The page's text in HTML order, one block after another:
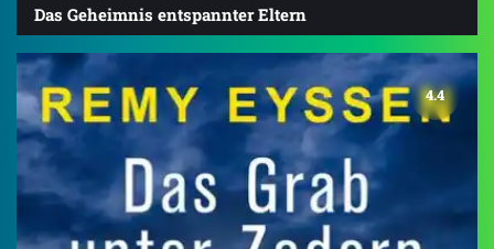
Das Geheimnis entspannter Eltern
4.4